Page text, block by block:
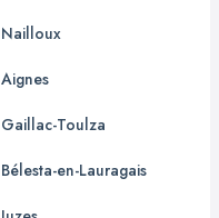
Nailloux
Aignes
Gaillac-Toulza
Bélesta-en-Lauragais